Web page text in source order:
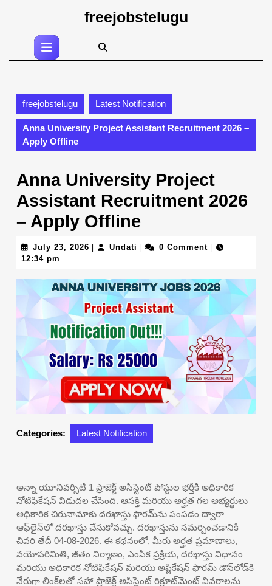
to
freejobstelugu
Open
Button
freejobstelugu Latest Notification
Anna University Project Assistant Recruitment 2026 –
Apply Offline
Anna University Project
Assistant Recruitment 2026
– Apply Offline
July 23, 2026 July Undati Undati0 Comment
12:34 pm
Categories: Latest Notification
అన్నా యూనివర్సిటీ 1 ప్రాజెక్ట్ అసిస్టెంట్ పోస్టుల భర్తీకి అధికారిక
నోటిఫికేషన్ విడుదల చేసింది. ఆసక్తి మరియు అర్హత గల అభ్యర్థులు
అధికారిక చిరునామాకు దరఖాస్తు ఫారమ్‌ను పంపడం ద్వారా
ఆఫ్‌లైన్‌లో దరఖాస్తు చేసుకోవచ్చు. దరఖాస్తును సమర్పించడానికి
చివరి తేదీ 04-08-2026. ఈ కథనంలో, మీరు అర్హత ప్రమాణాలు,
వయోపరిమితి, జీతం నిర్మాణం, ఎంపిక ప్రక్రియ, దరఖాస్తు విధానం
మరియు అధికారిక నోటిఫికేషన్ మరియు అప్లికేషన్ ఫారమ్ డౌన్‌లోడ్‌కి
నేరుగా లింక్‌లతో సహా ప్రాజెక్ట్ అసిస్టెంట్ రిక్రూట్‌మెంట్ వివరాలను